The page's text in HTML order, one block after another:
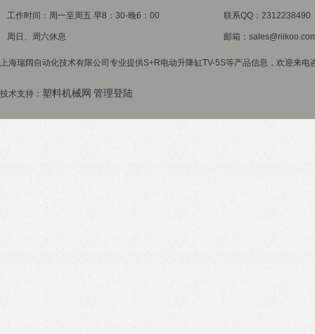
工作时间：周一至周五 早8：30-晚6：00
周日、周六休息
联系QQ：2312238490
邮箱：
上海瑞阔自动化技术有限公司专业提供S+R电动升降缸TV-5S等产品信息，欢迎来电
技术支持： 塑料机械网 管理登陆